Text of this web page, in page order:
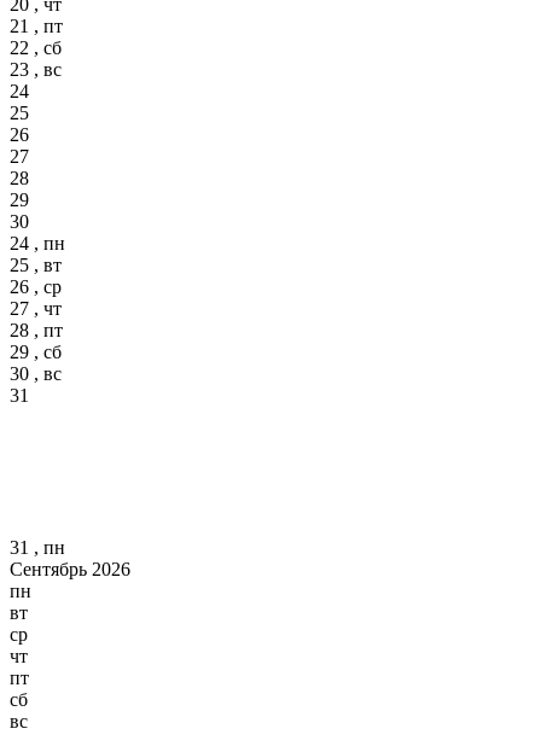
21 , пт
22 , сб
23 , вс
24
25
26
27
28
29
30
24 , пн
25 , вт
26 , ср
27 , чт
28 , пт
29 , сб
30 , вс
31
31 , пн
Сентябрь 2026
пн
вт
ср
чт
пт
сб
вс